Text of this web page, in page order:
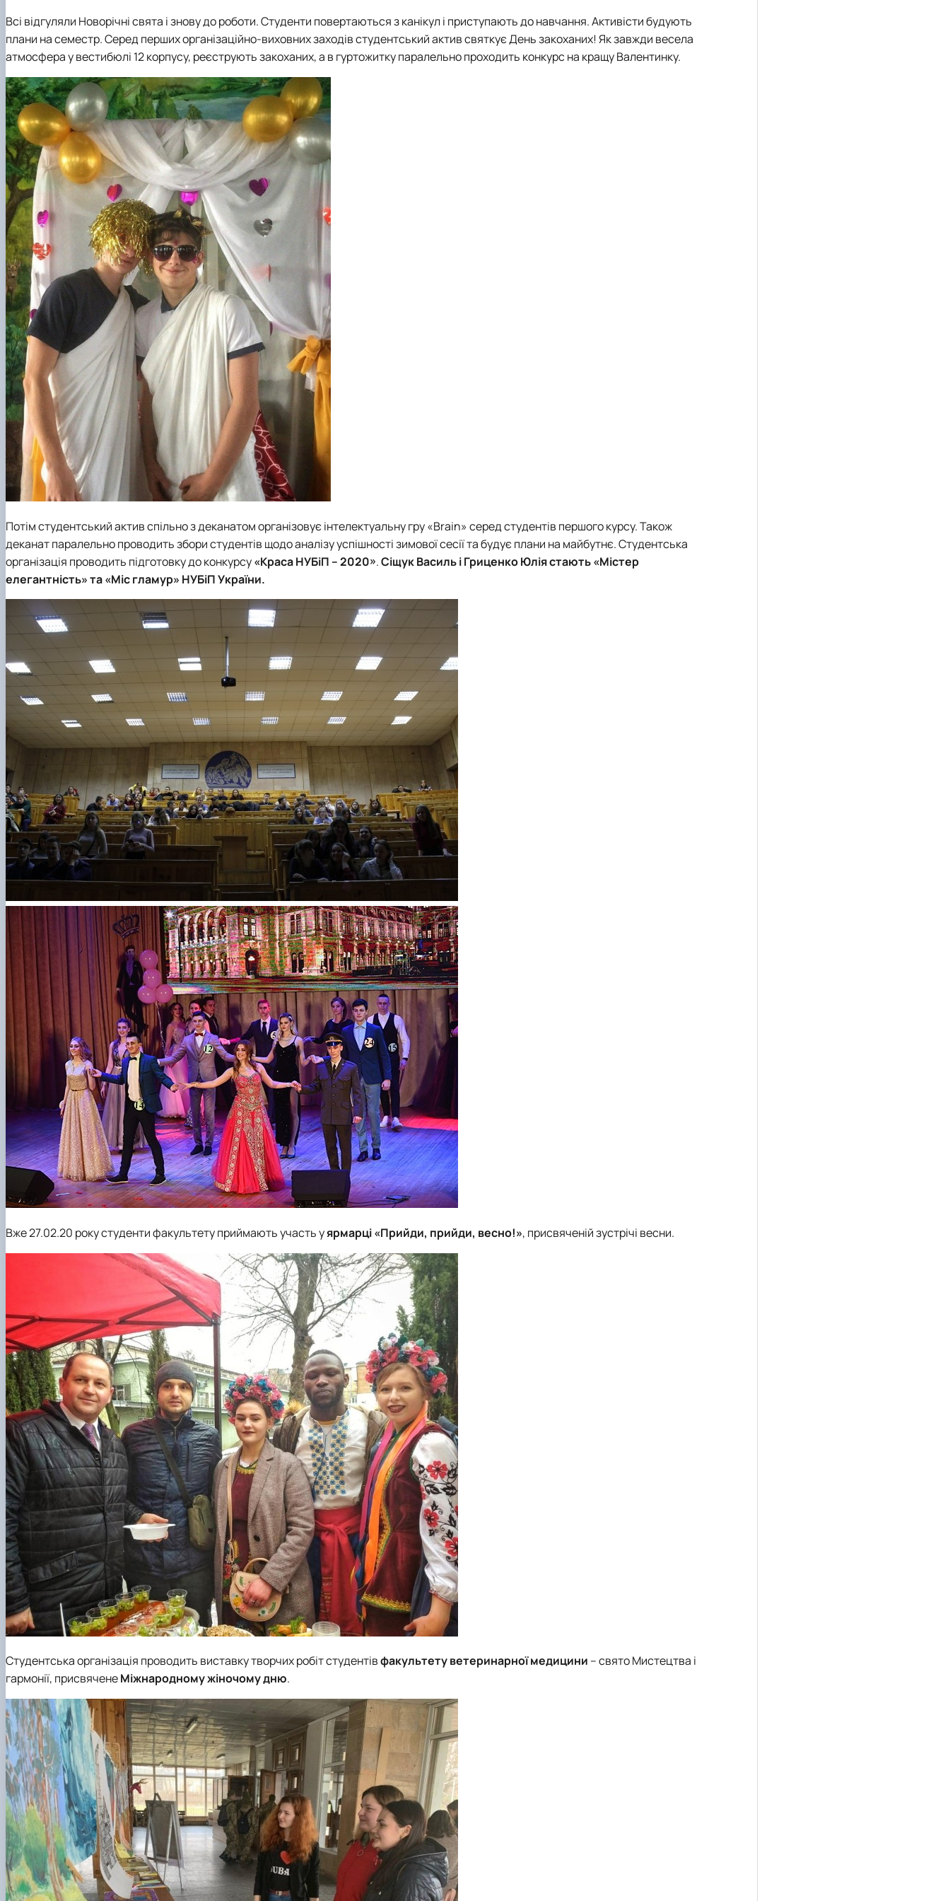
Всі відгуляли Новорічні свята і знову до роботи. Студенти повертаються з канікул і приступають до навчання. Активісти будують
плани на семестр. Серед перших організаційно-виховних заходів студентський актив святкує День закоханих! Як завжди весела
атмосфера у вестибюлі 12 корпусу, реєструють закоханих, а в гуртожитку паралельно проходить конкурс на кращу Валентинку.
Потім студентський актив спільно з деканатом організовує інтелектуальну гру «Brain» серед студентів першого курсу. Також
деканат паралельно проводить збори студентів щодо аналізу успішності зимової сесії та будує плани на майбутнє. Студентська
організація проводить підготовку до конкурсу«Краса НУБіП – 2020».Сіщук Василь і Гриценко Юлія стають «Містер
елегантність» та «Міс гламур» НУБіП України.
Вже 27.02.20 року студенти факультету приймають участь уярмарці «Прийди, прийди, весно!», присвяченій зустрічі весни.
Студентська організація проводить виставку творчих робіт студентівфакультету ветеринарної медицини – свято Мистецтва і
гармонії, присвяченеМіжнародному жіночому дню.